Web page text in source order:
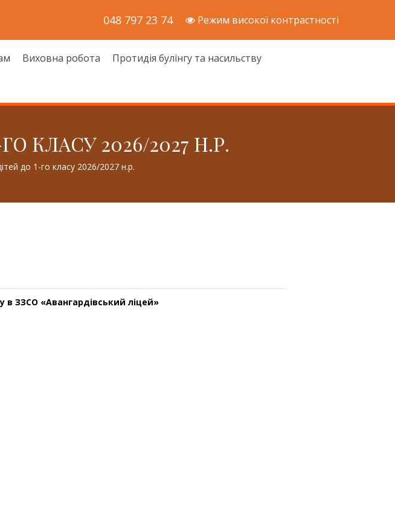
048 797 23 74 Режим високої контрастності
Виховна робота
Протидія булінгу та насильству
КЛАСУ 2026/2027 Н.Р.
до 1-го класу 2026/2027 н.р.
в ЗЗСО «Авангардівський ліцей»